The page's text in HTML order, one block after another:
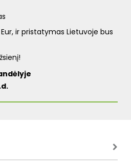
ir pristatymas Lietuvoje bus